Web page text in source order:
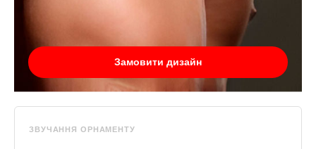
Замовити дизайн
ЗВУЧАННЯ ОРНАМЕНТУ